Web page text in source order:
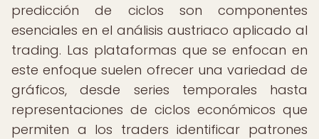
predicción de ciclos son componentes
esenciales en el análisis austriaco aplicado al
trading. Las plataformas que se enfocan en
este enfoque suelen ofrecer una variedad de
gráficos, desde series temporales hasta
representaciones de ciclos económicos que
permiten a los traders identificar patrones